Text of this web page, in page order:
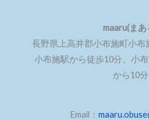
maaru(まあ
長野県上高井郡小布施町小
小布施駅から徒歩10分、小
から10分
Email：